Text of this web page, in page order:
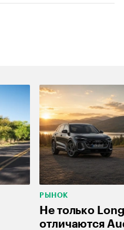
РЫНОК
Не только
отличаются